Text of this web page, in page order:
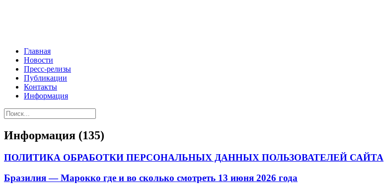
Главная
Новости
Пресс-релизы
Публикации
Контакты
Информация
Информация (135)
ПОЛИТИКА ОБРАБОТКИ ПЕРСОНАЛЬНЫХ ДАННЫХ ПОЛЬЗОВАТЕЛЕЙ САЙТА
Бразилия — Марокко где и во сколько смотреть 13 июня 2026 года